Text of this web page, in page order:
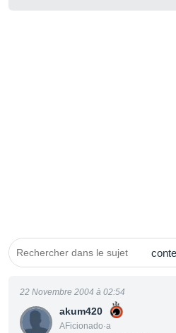
akum420
AFicionado·a
22 Novembre 2004 à 02:54